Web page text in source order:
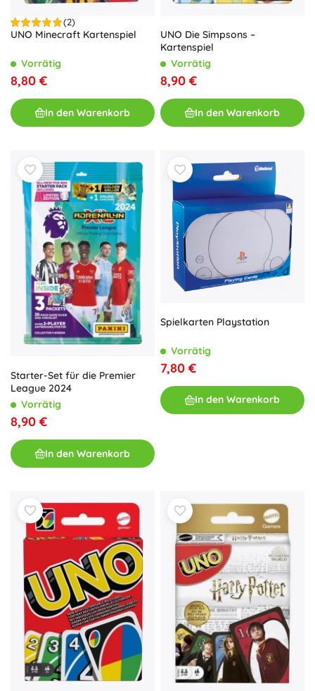
(2)
UNO Minecraft Kartenspiel
Vorrätig
8,80 €
In den Warenkorb
UNO Die Simpsons –
Kartenspiel
Vorrätig
8,90 €
In den Warenkorb
Starter-Set für die Premier
League 2024
Vorrätig
8,90 €
In den Warenkorb
Spielkarten Playstation
Vorrätig
7,80 €
In den Warenkorb